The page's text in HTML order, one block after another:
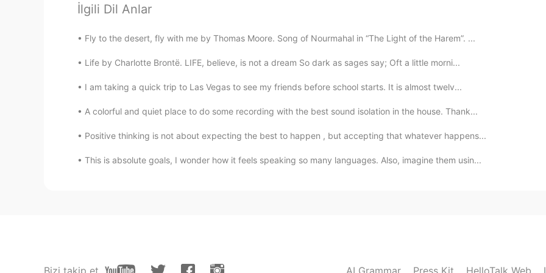
Elena
El Príncipe Azul debería haberte traído el zapato de cristal.😁😁
ES EN
Exacto! Una vez perdí un zapato de fiesta y ningún príncipe me lo trajo a casa!!!!!!😭
ES EN
İlgili Dil Anlar
Fly to the desert, fly with me by Thomas Moore. Song of Nourmahal in “The Light of the Harem”. ...
Life by Charlotte Brontë. LIFE, believe, is not a dream So dark as sages say; Oft a little morni...
I am taking a quick trip to Las Vegas to see my friends before school starts. It is almost twelv...
A colorful and quiet place to do some recording with the best sound isolation in the house. Thank...
Positive thinking is not about expecting the best to happen , but accepting that whatever happens...
This is absolute goals, I wonder how it feels speaking so many languages. Also, imagine them usin...
Bizi takip et AI Grammar Press Kit HelloTalk Web